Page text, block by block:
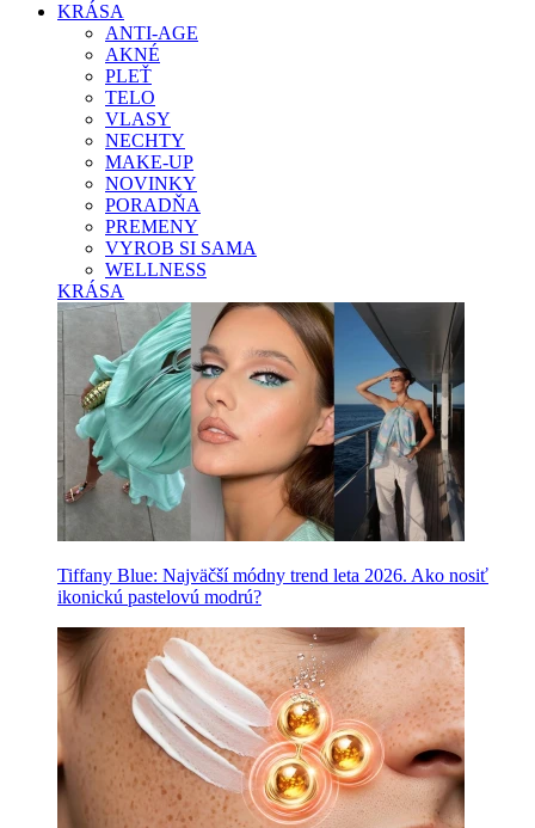
KRÁSA
ANTI-AGE
AKNÉ
PLEŤ
TELO
VLASY
NECHTY
MAKE-UP
NOVINKY
PORADŇA
PREMENY
VYROB SI SAMA
WELLNESS
KRÁSA
Tiffany Blue: Najväčší módny trend leta 2026. Ako nosiť
ikonickú pastelovú modrú?